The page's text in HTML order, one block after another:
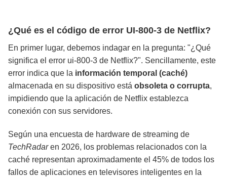
¿Qué es el código de error UI-800-3 de Netflix?
En primer lugar, debemos indagar en la pregunta: "¿Qué
significa el error ui-800-3 de Netflix?". Sencillamente, este
error indica que la información temporal (caché)
almacenada en su dispositivo está obsoleta o corrupta,
impidiendo que la aplicación de Netflix establezca
conexión con sus servidores.
Según una encuesta de hardware de streaming de
TechRadaren 2026, los problemas relacionados con la
caché representan aproximadamente el 45% de todos los
fallos de aplicaciones en televisores inteligentes en la